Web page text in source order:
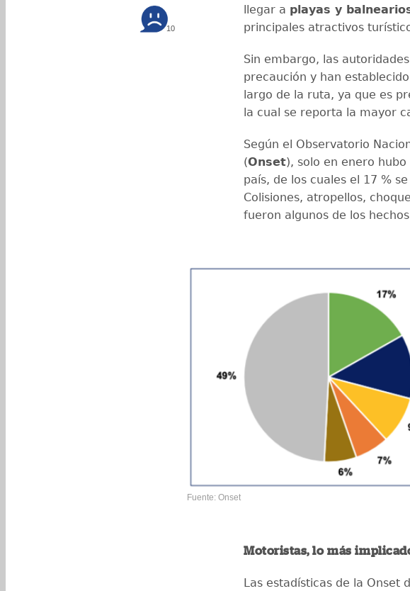
10
llegar a playas y
principales atractivos
Sin embargo, las
precaución y han
largo de la ruta, ya que es
la cual se reporta la mayor
Según el Observatorio
(Onset), solo en enero
país, de los cuales el 17 %
Colisiones, atropellos,
fueron algunos de los
Fuente: Onset
Motoristas, lo más
Las estadísticas de la Onset